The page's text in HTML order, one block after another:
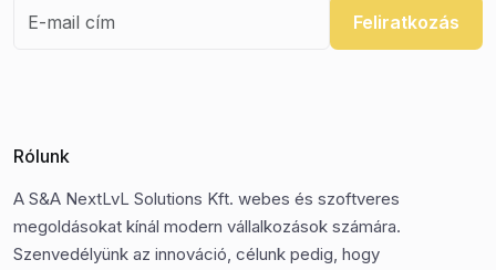
Feliratkozás
Rólunk
A S&A NextLvL Solutions Kft. webes és szoftveres
megoldásokat kínál modern vállalkozások számára.
Szenvedélyünk az innováció, célunk pedig, hogy